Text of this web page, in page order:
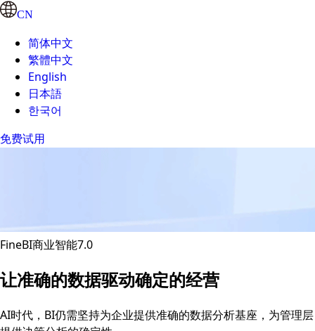
CN
简体中文
繁體中文
English
日本語
한국어
免费试用
FineBI商业智能7.0
让准确的数据驱动确定的经营
AI时代，BI仍需坚持为企业提供准确的数据分析基座，为管理层